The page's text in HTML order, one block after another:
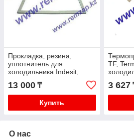
Прокладка, резина,
уплотнитель для
холодильника Indesit,
Ariston, размер 570*830,
570 х 830код: C00854015
13 000 ₸
Купить
TF,
3 627
О нас